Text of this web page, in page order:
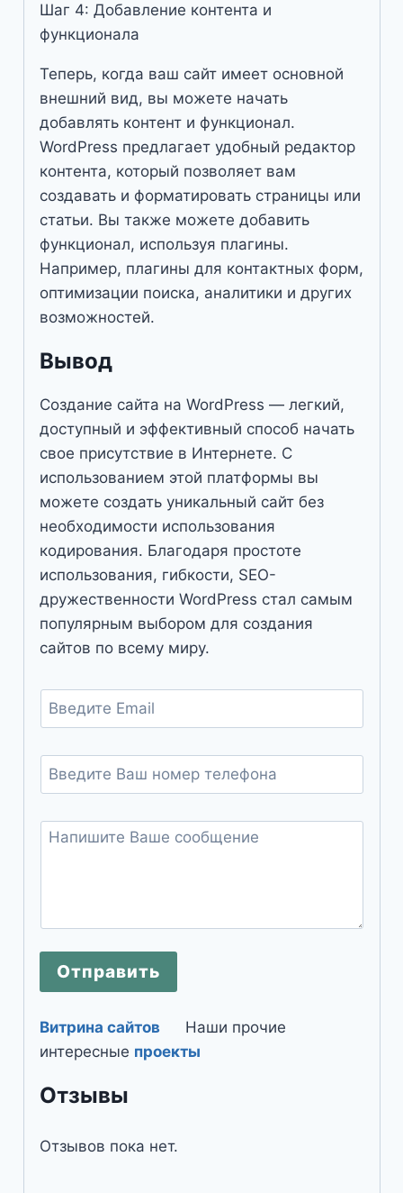
Шаг 4: Добавление контента и
функционала
Теперь, когда ваш сайт имеет основной
внешний вид, вы можете начать
добавлять контент и функционал.
WordPress предлагает удобный редактор
контента, который позволяет вам
создавать и форматировать страницы или
статьи. Вы также можете добавить
функционал, используя плагины.
Например, плагины для контактных форм,
оптимизации поиска, аналитики и других
возможностей.
Вывод
Создание сайта на WordPress — легкий,
доступный и эффективный способ начать
свое присутствие в Интернете. С
использованием этой платформы вы
можете создать уникальный сайт без
необходимости использования
кодирования. Благодаря простоте
использования, гибкости, SEO-
дружественности WordPress стал самым
популярным выбором для создания
сайтов по всему миру.
Отправить
Витрина сайтов Наши прочие
интересные проекты
Отзывы
Отзывов пока нет.